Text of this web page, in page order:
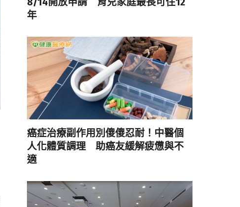
年
癌症治療副作用別傻傻忍耐！中醫個
人化體質調理 助癌友緩解疲憊與不
適